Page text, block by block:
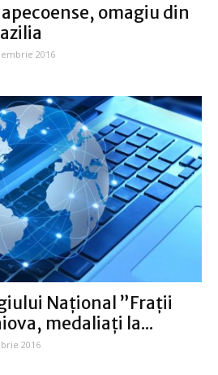
omagiu din
2016
Naţional ”Fraţii
medaliaţi la...
2016